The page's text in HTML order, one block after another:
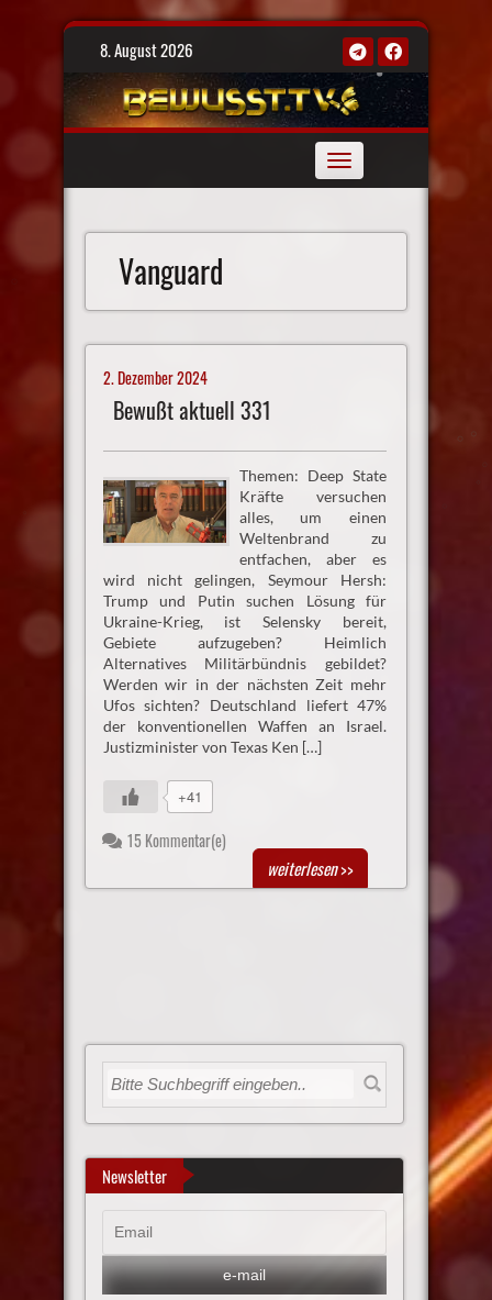
Skip
8. August 2026
Toggle
navigation
Vanguard
2. Dezember 2024
Bewußt aktuell 331
Themen: Deep State
Kräfte versuchen
alles, um einen
Weltenbrand zu
entfachen, aber es
wird nicht gelingen, Seymour Hersh:
Trump und Putin suchen Lösung für
Ukraine-Krieg, ist Selensky bereit,
Gebiete aufzugeben? Heimlich
Alternatives Militärbündnis gebildet?
Werden wir in der nächsten Zeit mehr
Ufos sichten? Deutschland liefert 47%
der konventionellen Waffen an Israel.
Justizminister von Texas Ken […]
+41
15 Kommentar(e)
weiterlesen>>
Newsletter